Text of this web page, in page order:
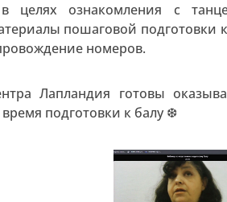
в целях ознакомления с
пошаговой
номеров.
Лапландия готовы
подготовки к балу ❆